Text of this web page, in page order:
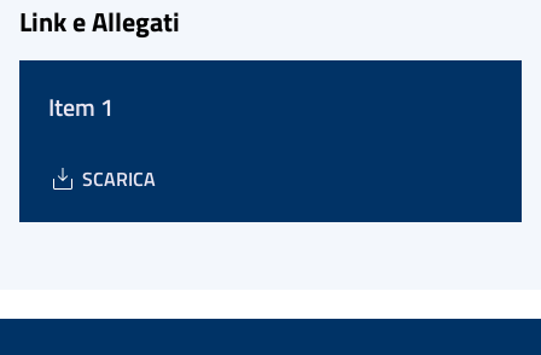
Link e Allegati
Item 1
SCARICA